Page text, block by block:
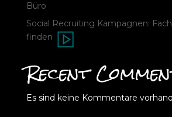
Büro
Social Recruiting Kampagnen:
finden
Recent
Es sind keine Kommentare